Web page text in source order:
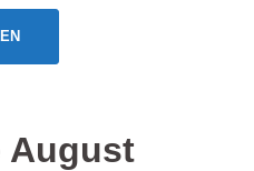
August